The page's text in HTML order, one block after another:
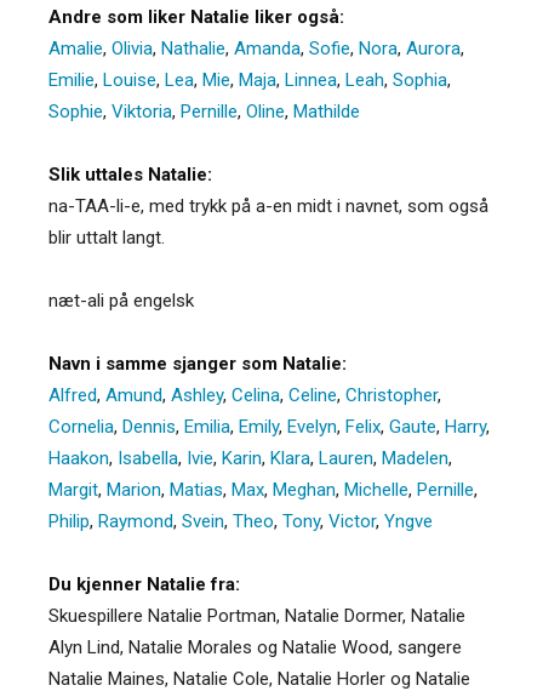
Andre som liker Natalie liker også:
Amalie, Olivia, Nathalie, Amanda, Sofie, Nora, Aurora,
Emilie, Louise, Lea, Mie, Maja, Linnea, Leah, Sophia,
Sophie, Viktoria, Pernille, Oline, Mathilde
Slik uttales Natalie:
na-TAA-li-e, med trykk på a-en midt i navnet, som også
blir uttalt langt.
næt-ali på engelsk
Navn i samme sjanger som Natalie:
Alfred, Amund, Ashley, Celina, Celine, Christopher,
Cornelia, Dennis, Emilia, Emily, Evelyn, Felix, Gaute, Harry,
Haakon, Isabella, Ivie, Karin, Klara, Lauren, Madelen,
Margit, Marion, Matias, Max, Meghan, Michelle, Pernille,
Philip, Raymond, Svein, Theo, Tony, Victor, Yngve
Du kjenner Natalie fra:
Skuespillere Natalie Portman, Natalie Dormer, Natalie
Alyn Lind, Natalie Morales og Natalie Wood, sangere
Natalie Maines, Natalie Cole, Natalie Horler og Natalie